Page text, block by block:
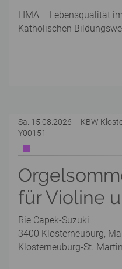
LIMA – Lebensqualität
Katholischen
Sa. 15.08.2026 | KBW
Y00151
für Violine
Rie Capek-Suzuki
3400 Klosterneuburg,
Klosterneuburg-St. Martin